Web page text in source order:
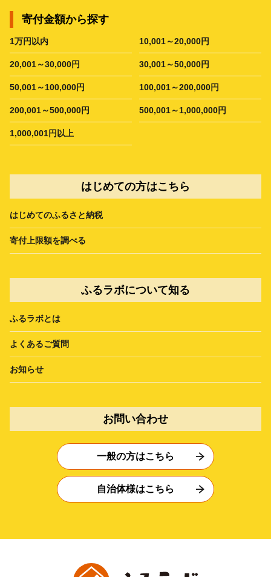
寄付金額から探す
1万円以内 10,001～20,000円
20,001～30,000円 30,001～50,000円
50,001～100,000円 100,001～200,000円
200,001～500,000円 500,001～1,000,000円
1,000,001円以上
はじめての方はこちら
はじめてのふるさと納税
寄付上限額を調べる
ふるラボについて知る
ふるラボとは
よくあるご質問
お知らせ
お問い合わせ
一般の方はこちら
自治体様はこちら